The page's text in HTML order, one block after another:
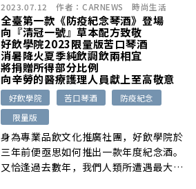
2023.07.12 作者： CARNEWS 時尚生活
全臺第一款《防疫紀念琴酒》登場
向『清冠一號』草本配方致敬
好飲學院2023限量版苦口琴酒
消暑降火夏季純飲調飲兩相宜
將捐贈所得部分比例
向辛勞的醫療護理人員獻上至高敬意
好飲學院 苦口琴酒
防疫紀念
限量版
身為專業品飲文化推廣社團，好飲學院於
三年前便亟思如何推出一款年度紀念酒。
又恰逢過去數年，我們人類所遭遇最大挑